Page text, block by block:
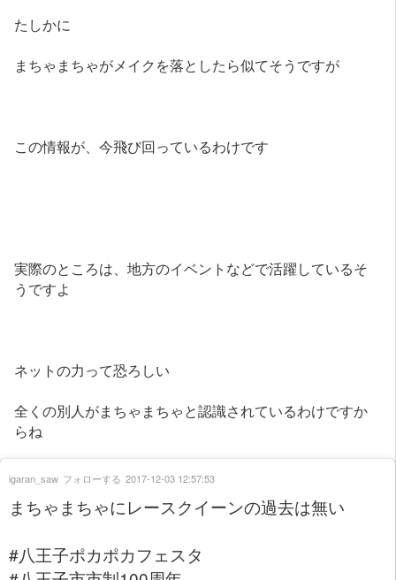
たしかに
まちゃまちゃがメイクを落としたら似てそうですが
この情報が、今飛び回っているわけです
実際のところは、地方のイベントなどで活躍しているそ
うですよ
ネットの力って恐ろしい
全くの別人がまちゃまちゃと認識されているわけですか
らね
まちゃまちゃにレースクイーンの過去は無い
#八王子ポカポカフェスタ
igaran_saw フォローする 2017-12-03 12:57:53